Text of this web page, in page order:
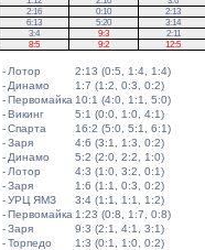
2:16 0:10
2:13
6:13 5:20
3:14
3:4 9:3
2:11
8:5 9:2 12:5
- Лотор
2:13 (0:5, 1:4, 1:4)
- Динамо
1:7 (1:2, 0:3, 0:2)
-Первомайка 10:1 (4:0, 1:1, 5:0)
-Викинг
5:1 (0:0, 1:0, 4:1)
-Спарта
16:2 (5:0, 5:1, 6:1)
-Заря
4:6 (3:1, 1:3, 0:2)
- Динамо
5:2 (2:0, 2:2, 1:0)
- Лотор
4:3 (1:0, 3:2, 0:1)
-Заря
1:6 (1:1, 0:3, 0:2)
-УРЦ ЯМЗ
3:4 (1:1, 1:1, 1:2)
-Первомайка 1:23 (0:8, 1:7, 0:8)
-Заря
9:3 (2:1, 4:1, 3:1)
-Торпедо
1:3 (0:1, 1:0, 0:2)